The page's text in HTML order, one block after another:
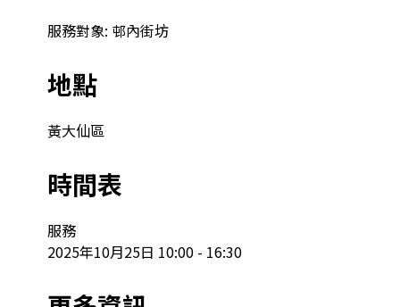
服務對象: 邨內街坊
地點
黃大仙區
時間表
服務
2025年10月25日 10:00 - 16:30